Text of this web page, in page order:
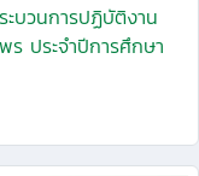
บวนการปฏิบัติงาน
ร ประจำปีการศึกษา